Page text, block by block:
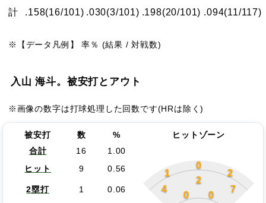
計
.158(16/101) .030(3/101) .198(20/101) .094(11/117)
※【データ凡例】 率％ (結果 / 対戦数)
入山 海斗。被安打とアウト
※画像の数字は打球処理した回数です(HRは除く)
被安打 数 %
ヒットゾーン
合計
16
1.00
ヒット
9 0.56 1
0
2
4
2
7
0
0
2塁打 1 0.06